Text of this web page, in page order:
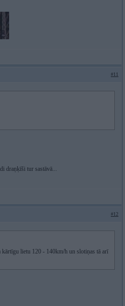
#11
draņķīši tur sastāvā...
#12
lietu 120 - 140km/h un slotiņas tā arī